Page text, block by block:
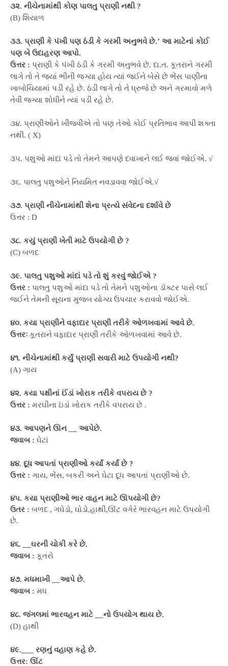
૩૨. નીચેનામાંથી કોણ પાલતુ પ્રાણી નથી ?
(B) શિયાળ
૩૩. પ્રાણી કે પંખી પણ ઠંડી કે ગરમી અનુભવે છે.’ આ માટેનાં કોઈ
પણ બે ઉદાહરણ આપો.
ઉત્તર : પ્રાણી કે પંખી ઠંડી કે ગરમી અનુભવે છે. દા.ત. કૂતરાને ગરમી
લાગે તો તે જ્યાં ભીની જગ્યા હોય ત્યાં જઈને બેસે છે ભેંસ પાણીના
ખાબોચિયામાં પડી રહે છે. ઠંડી લાગે તો તે ધ્રુજે છે અને ગરમાવો મળે
તેવી જગ્યા શોધીને ત્યાં પડી રહે છે.
૩૪. પ્રાણીઓને ખીજવીએ તો પણ તેઓ કોઈ પ્રતિભાવ આપી શક્તા
નથી. ( X)
૩૫. પશુઓ માંદાં પડે તો તેમને આપણે દવાખાને લઈ જવાં જોઈએ. √
૩૬. પાલતુ પશુઓને નિયમિત નવડાવવા જોઈએ.√
૩૭. પ્રાણી નીચેનામાંથી શેના પ્રત્યે સંવેદના દર્શાવે છે
ઉત્તર : D
૩૮. કયું પ્રાણી ખેતી માટે ઉપયોગી છે ?
(C) બળદ
૩૯. પાલતુ પશુઓ માંદાં પડે તો શું કરવું જોઈએ ?
ઉત્તર : પાલતુ પશુઓ માંદા પડે તો તેમને પશુઓના ડૉક્ટર પાસે લઈ
જઈને તેમની સૂચના મુજબ યોગ્ય ઉપચાર કરાવવો જોઈએ.
૪૦. કયા પ્રાણીને વફાદાર પ્રાણી તરીકે ઓળખવામાં આવે છે.
ઉત્તરઃ કૂતરાને વફાદાર પ્રાણી તરીકે ઓળખવામાં આવે છે.
૪૧. નીચેનામાંથી કર્યું પ્રાણી સવારી માટે ઉપયોગી નથી?
(A) ગાય
૪૨. કયા પક્ષીનાં ઈંડાં ખોરાક તરીકે વપરાય છે ?
ઉત્તર : મરઘીના ઇંડાં ખોરાક તરીકે વપરાય છે .
૪૩. આપણને ઊન __ આપેછે.
જવાબ : ઘેટાં
૪૪. દૂધ આપતાં પ્રાણીઓ કર્યાં કર્યાં છે ?
ઉત્તર : ગાય, ભેંસ, બકરી અને ઘેટા દૂધ આપતાં પ્રાણીઓ છે.
૪૫. કયા પ્રાણીઓ ભાર વાહન માટે ઊપયોગી છે?
ઉતર : બળદ , ગઘેડો, ઘોડો,હાથી,ઊંટ વગેરે ભારવહન માટે ઉપયોગી
છે.
૪૬. __ઘરની ચોકી કરે છે.
જવાબ : કૂતરો
૪૭. મધમાખી __આપે છે.
જવાબ : મધ
૪૮. જંગલમાં ભારવહન માટે __નો ઉપયોગ થાય છે.
(D) હાથી
૪૯.___ રણનું વહાણ કહે છે.
ઉત્તર: ઊંટ